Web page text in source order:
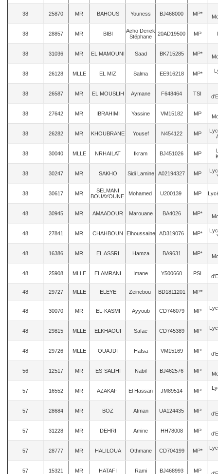
38 25870 MR BAHOUS Youness BJ468000 MP*
38 28857 MR BIBI
Acho Derick
Stéphane
20AD19500 MP
38 31036 MR EL MAMOUNI Saad BK715285 MP*
38 26128 MLLE EL MIZ Salma EE916218 MP*
38 26587 MR EL MOUSLIH Aymane F648464 TSI
38 27642 MR IBRAHIMI Yassine VM15182 MP
38 26282 MR KHOUBRANE Yousef N454122 MP
38 30040 MLLE NRHAILAT Ikram BJ451026 MP
38 30247 MR SAKHO Sidi Lamine A02194327 MP
38 30617 MR
SELMANI
BOUAYOUNE
Mohamed U200139 MP
48 30945 MR AMAADOUR Marouane BA4026 MP*
48 27841 MR CHAHBOUN Elhoussaine AD319076 MP*
48 16386 MR EL ASSRI Hamza BA9631 MP*
48 25908 MLLE ELAMRANI Imane Y500660 PSI
48 29727 MLLE ELEYE Zeinebou BD1811201 MP*
48 30070 MR EL-KASMI Ayyoub CD746079 MP
48 29815 MLLE ELKHAOUI Safae CD745389 MP
48 29726 MLLE OUAJDI Hafsa VM15169 MP
56 12517 MR ES-SALIHI Nabil BJ462576 MP
57 16552 MR AZAKAF El Hassan JM89514 MP
57 28684 MR BOZ Atman UA124435 MP
57 31228 MR DEHRI Amine HH78008 MP
57 28777 MR HALILOUA Othmane CD704199 MP*
57 15321 MR HATAFI Rami BJ468993 MP